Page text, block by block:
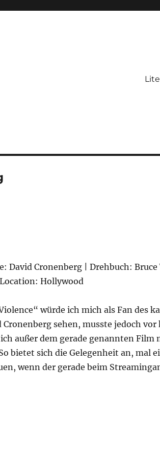
David Cronenberg | Drehbuch: Bruce
Hollywood
würde ich mich als Fan des
Cronenberg sehen, musste jedoch vor
außer dem gerade genannten Film
bietet sich die Gelegenheit an, mal
wenn der gerade beim